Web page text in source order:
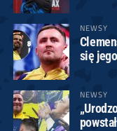
NEWSY
się
NEWSY